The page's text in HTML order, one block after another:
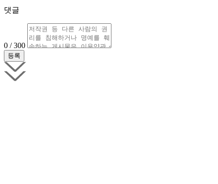
댓글
0 / 300